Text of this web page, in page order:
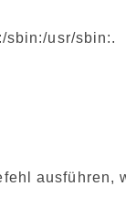
sbin:/usr/sbin:.
ausführen,